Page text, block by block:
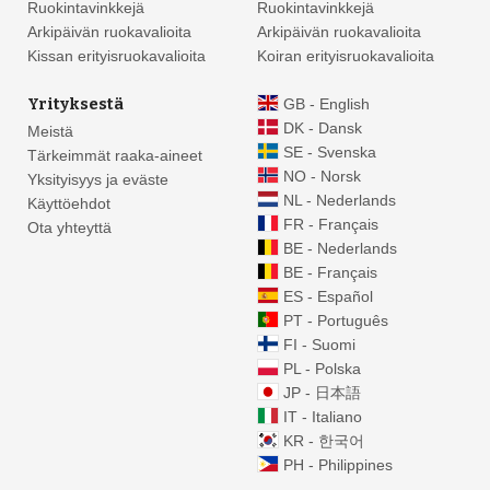
Ruokintavinkkejä
Arkipäivän ruokavalioita
Kissan erityisruokavalioita
Ruokintavinkkejä
Arkipäivän ruokavalioita
Koiran erityisruokavalioita
Yrityksestä
Meistä
Tärkeimmät raaka-aineet
Yksityisyys ja eväste
Käyttöehdot
Ota yhteyttä
GB - English
DK - Dansk
SE - Svenska
NO - Norsk
NL - Nederlands
FR - Français
BE - Nederlands
BE - Français
ES - Español
PT - Português
FI - Suomi
PL - Polska
JP - 日本語
IT - Italiano
KR - 한국어
PH - Philippines